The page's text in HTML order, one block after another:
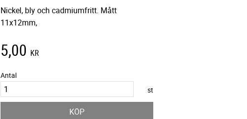
Nickel, bly och cadmiumfritt. Mått
11x12mm,
5,00 KR
Antal
st
KÖP